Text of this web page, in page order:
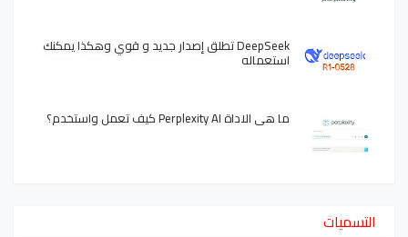
DeepSeek تطلق إصدار جديد و قوي وهكذا يمكنك
استعماله
ما هي الاداة Perplexity AI كيف تعمل واستخدم؟
التسميات